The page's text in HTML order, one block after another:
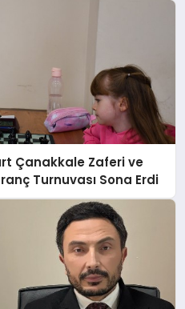
Çanakkale Zaferi ve
Turnuvası Sona Erdi